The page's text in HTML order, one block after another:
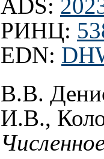
ADS:
РИНЦ:
EDN:
В.В.
И.В.,